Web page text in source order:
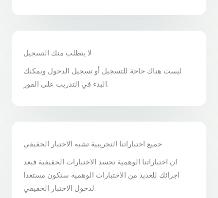
لا يتطلب منك التسجيل
ليست هناك حاجة للتسجيل أو تسجيل الدخول ويمكنك
البدء في التدريب على الفور.
جميع اختباراتنا التجريبية تشبه الاختبار الحقيقي
ان اختباراتنا الوهمية تجسد الاختبارات الحقيقية فبعد
اجرائك للعديد من الاختبارات الوهمية ستكون مستعدا
لدخول الاختبار الحقيقي.